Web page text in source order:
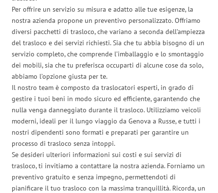
Per offrire un servizio su misura e adatto alle tue esigenze, la
nostra azienda propone un preventivo personalizzato. Offriamo
diversi pacchetti di trasloco, che variano a seconda dell’ampiezza
del trasloco e dei servizi richiesti. Sia che tu abbia bisogno di un
servizio completo, che comprende l’imballaggio e lo smontaggio
dei mobili, sia che tu preferisca occuparti di alcune cose da solo,
abbiamo l’opzione giusta per te.
Il nostro team è composto da traslocatori esperti, in grado di
gestire i tuoi beni in modo sicuro ed efficiente, garantendo che
nulla venga danneggiato durante il trasloco. Utilizziamo veicoli
moderni, ideali per il lungo viaggio da Genova a Russe, e tutti i
nostri dipendenti sono formati e preparati per garantire un
processo di trasloco senza intoppi.
Se desideri ulteriori informazioni sui costi e sui servizi di
trasloco, ti invitiamo a contattare la nostra azienda. Forniamo un
preventivo gratuito e senza impegno, permettendoti di
pianificare il tuo trasloco con la massima tranquillità. Ricorda, un